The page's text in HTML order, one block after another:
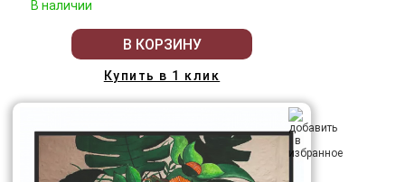
В наличии
В КОРЗИНУ
Купить в 1 клик